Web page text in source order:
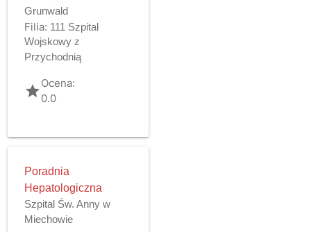
Grunwald
Filia: 111 Szpital
Wojskowy z
Przychodnią
gradeOcena:
0.0
Poradnia
Hepatologiczna
Szpital Św. Anny w
Miechowie